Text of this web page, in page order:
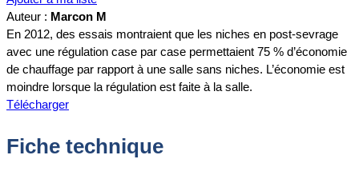
Auteur : Marcon M
En 2012, des essais montraient que les niches en post-sevrage
avec une régulation case par case permettaient 75 % d’économie
de chauffage par rapport à une salle sans niches. L’économie est
moindre lorsque la régulation est faite à la salle.
Télécharger
Fiche technique